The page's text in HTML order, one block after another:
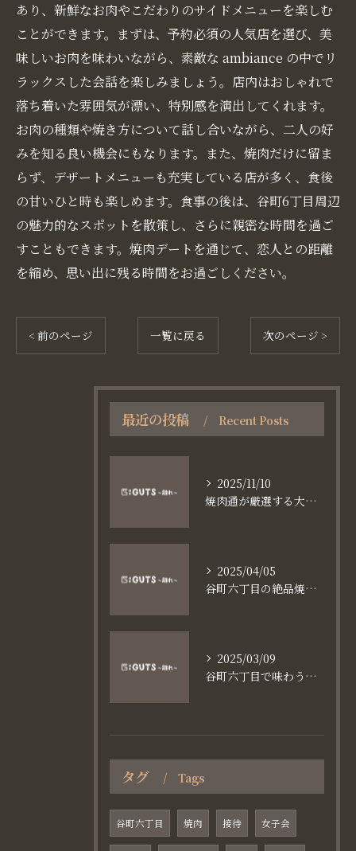
あり、新鮮なお肉やこだわりのサイドメニューを楽しむ
ことができます。まずは、予約必須の人気店を選び、美
味しいお肉を味わいながら、素敵な ambiance の中でリ
ラックスした会話を楽しみましょう。店内はおしゃれで
落ち着いた雰囲気が漂い、特別感を演出してくれます。
お肉の種類や焼き方について話し合いながら、二人の好
みを知る良い機会にもなります。また、焼肉だけに留ま
らず、デザートメニューも充実している店が多く、食後
の甘いひと時も楽しめます。食事の後は、谷町6丁目周辺
の魅力的なスポットを散策し、さらに親密な時間を過ご
すこともできます。焼肉デートを通じて、恋人との距離
を縮め、思い出に残る時間をお過ごしください。
< 前のページ 一覧に戻る 次のページ >
最近の投稿 Recent Posts
2025/11/10
焼肉通が厳選する大阪長堀鶴見緑地線谷町六丁目満足食事術
2025/04/05
谷町六丁目の絶品焼肉体験
2025/03/09
谷町六丁目で味わう家族と焼肉の魅力
タグ Tags
谷町六丁目 焼肉 接待 女子会